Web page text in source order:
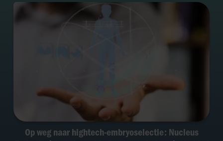
Op weg naar hightech-embryoselectie: Nucleus